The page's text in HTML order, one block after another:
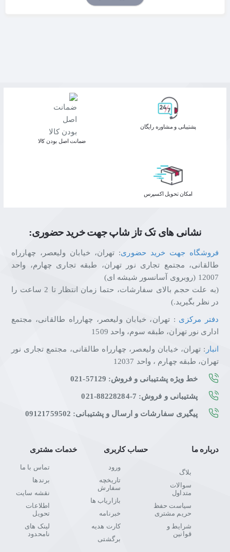
پشتیبانی و مشاوره رایگان
ﺿﻤﺎﻧﺖ اﺻﻞ ﺑﻮدن ﮐﺎﻟﺎ
اﻣﮑﺎن ﺗﺤﻮﯾﻞ اﮐﺴﭙﺮس
نشانی های تک تاز شاپ جهت خرید حضوری:
فروشگاه جهت خرید حضوری: تهران، خیابان ولیعصر، چهارراه
طالقانی، مجتمع تجاری نور تهران، طبقه تجاری چهارم، واحد
12007 (روبروی آسانسور شیشه ای)
(به علت حجم بالای سفارشات، حتما زمان انتظار تا 2 ساعت را
در نظر بگیرید.)
دفتر مرکزی : تهران، خیابان ولیعصر، چهارراه طالقانی، مجتمع
اداری نور تهران، طبقه سوم، واحد 1509
انبار : تهران، خیابان ولیعصر، چهارراه طالقانی، مجتمع تجاری نور
تهران، طبقه چهارم ، واحد 12037
خط ویژه پشتیبانی و فروش: 57129-021
پشتیبانی و فروش: 7-88228284-021
پیگیری سفارشات و ارسال و پشتیبانی: 09121759502
درباره ما
بلاگ
سوالات
متداول
سیاست حفظ
حریم مشتری
شرایط و
قوانین
حساب کاربری
ورود
تاریخچه
سفارش
بازاریاب ها
خبرنامه
کارت هدیه
برگشتی
خدمات مشتری
تماس با ما
برندها
نقشه سایت
اطلاعات
تحویل
لینک های
نامحدود